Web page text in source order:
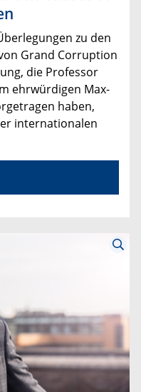
zu den
Grand Corruption
die Professor
ehrwürdigen Max-
haben,
internationalen